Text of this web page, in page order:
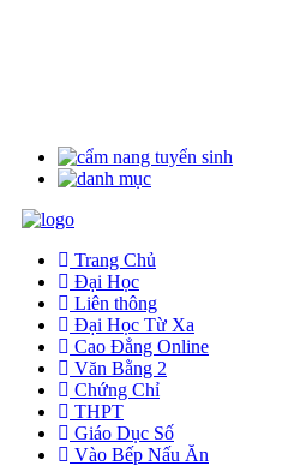
Trang Chủ
Đại Học
Liên thông
Đại Học Từ Xa
Cao Đẳng Online
Văn Bằng 2
Chứng Chỉ
THPT
Giáo Dục Số
Vào Bếp Nấu Ăn